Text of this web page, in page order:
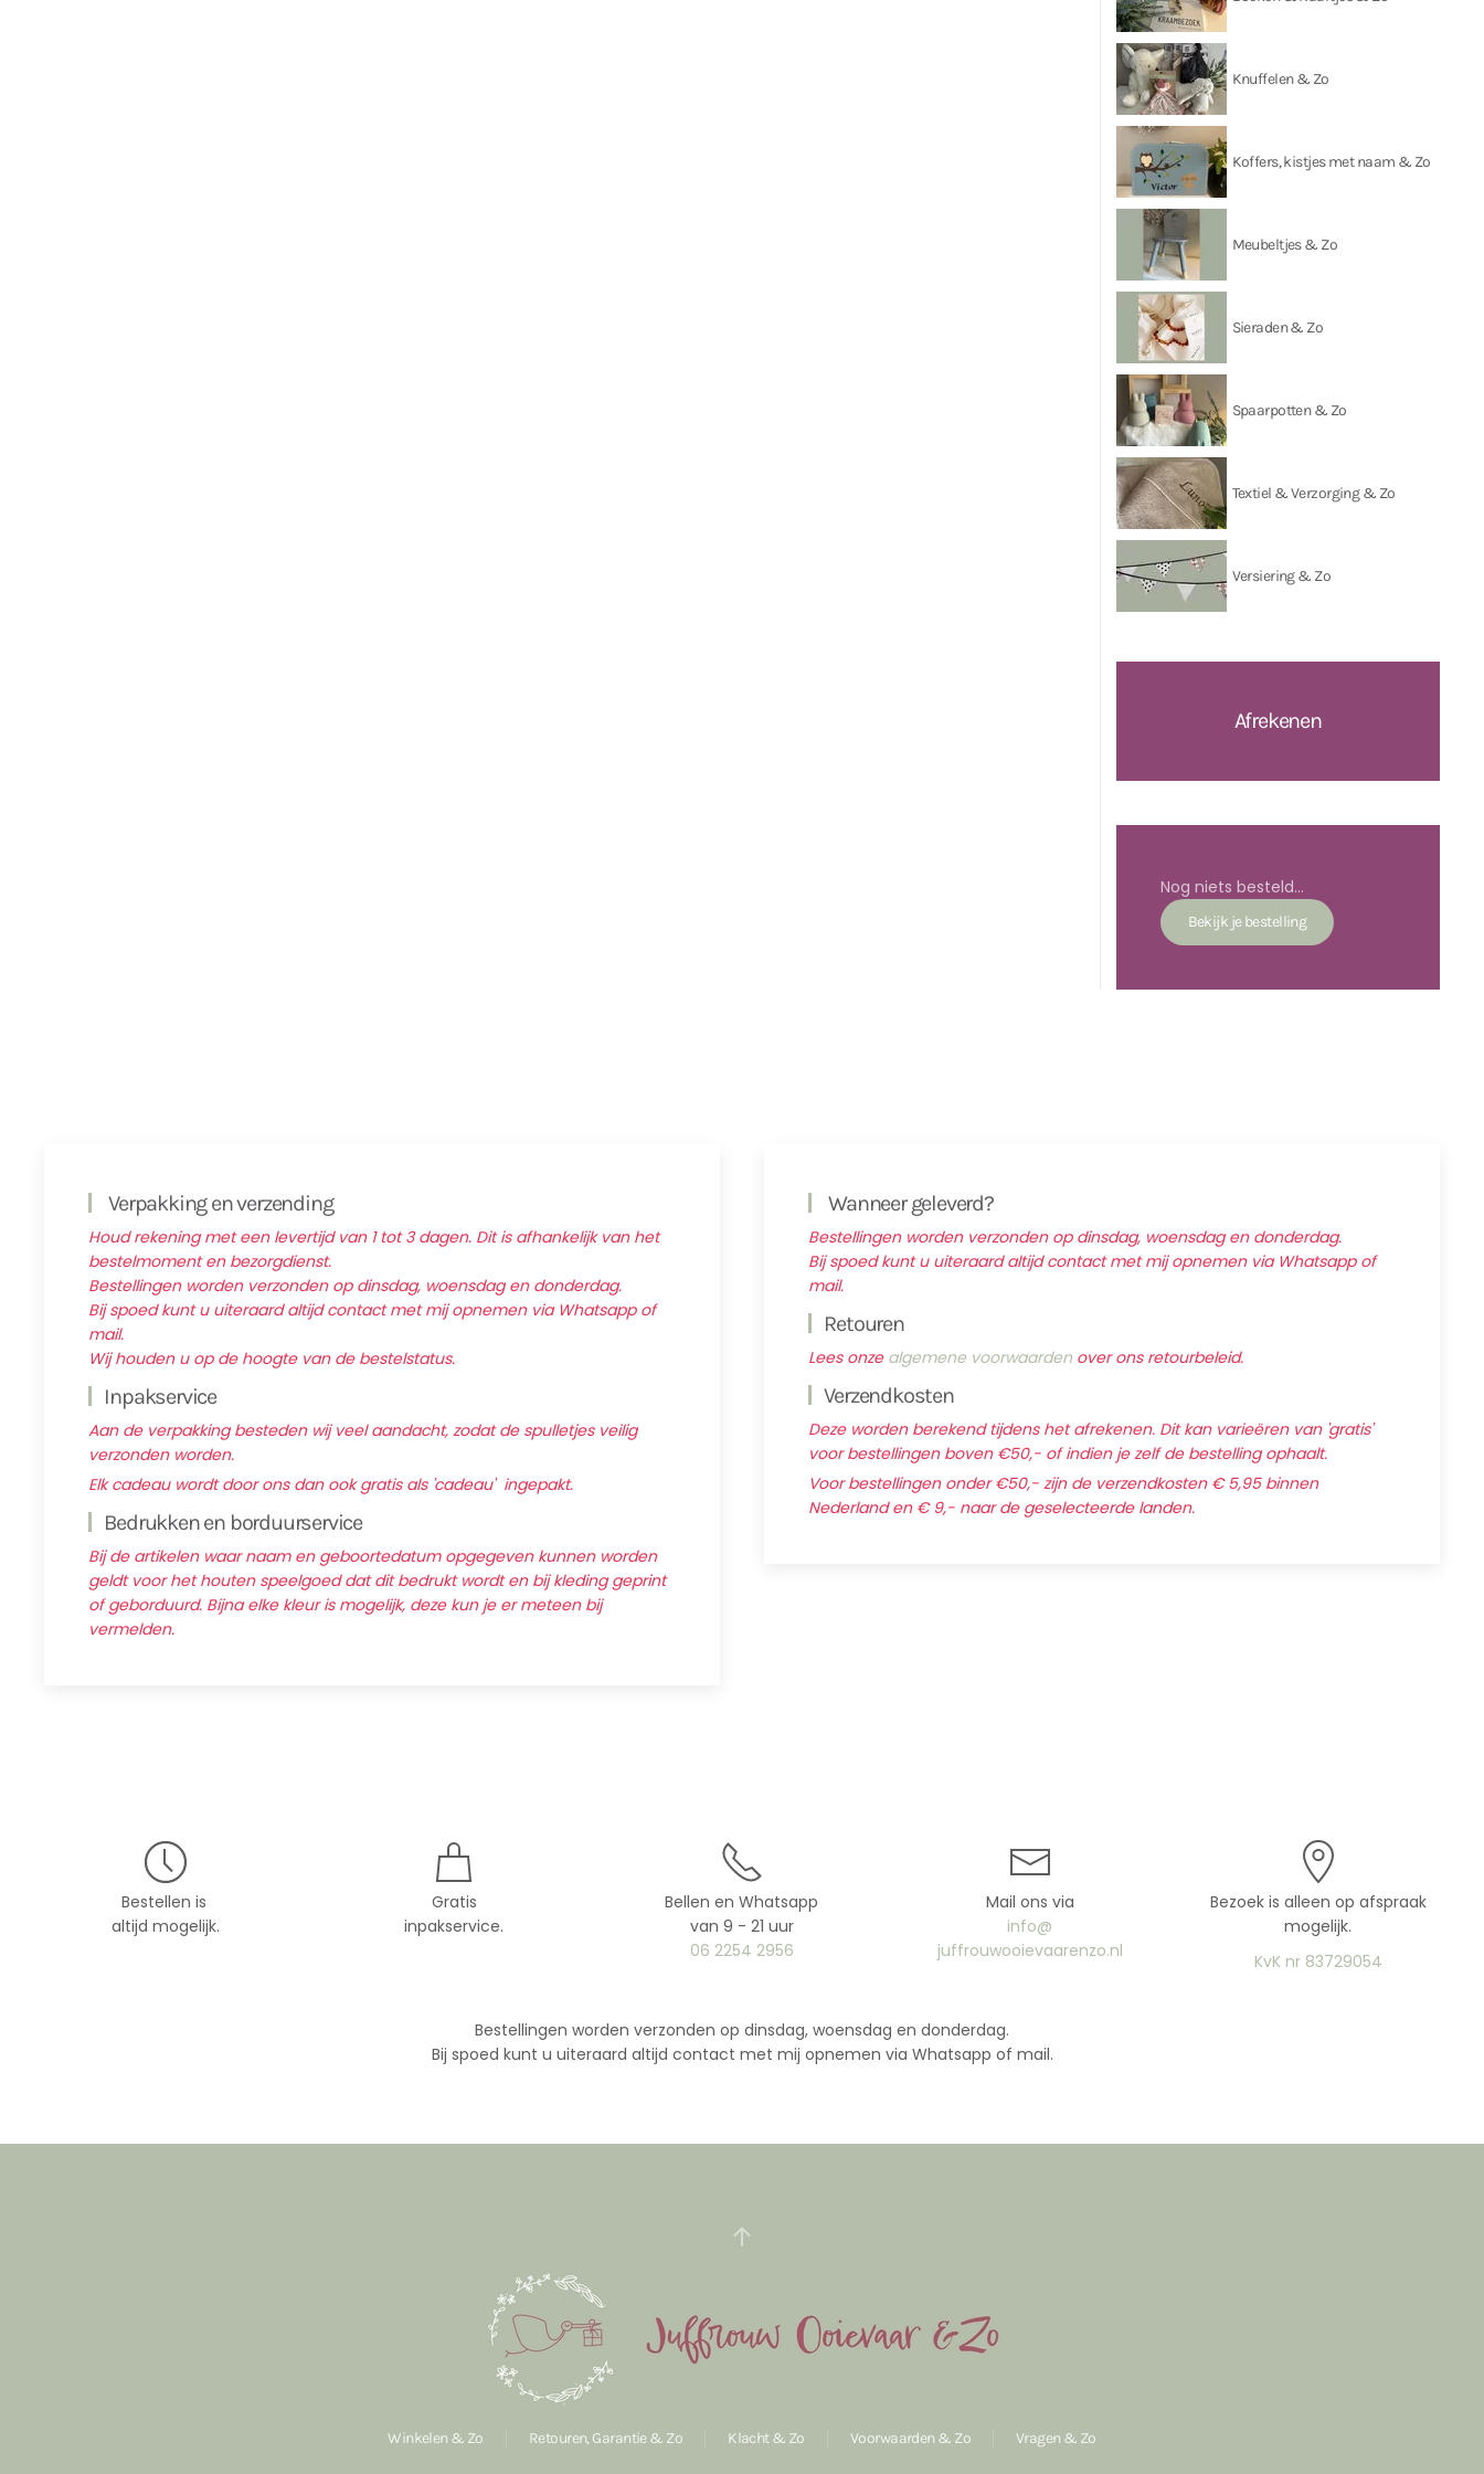
Knuffelen & Zo
Koffers, kistjes met naam & Zo
Meubeltjes & Zo
Sieraden & Zo
Spaarpotten & Zo
Textiel & Verzorging & Zo
Versiering & Zo
Afrekenen
Nog niets besteld...
Verpakking en verzending
Houd rekening met een levertijd van 1 tot 3 dagen. Dit is afhankelijk van het
bestelmoment en bezorgdienst.
Bestellingen worden verzonden op dinsdag, woensdag en donderdag.
Bij spoed kunt u uiteraard altijd contact met mij opnemen via Whatsapp of
mail.
Wij houden u op de hoogte van de bestelstatus.
Inpakservice
Aan de verpakking besteden wij veel aandacht, zodat de spulletjes veilig
verzonden worden.
Elk cadeau wordt door ons dan ook gratis als 'cadeau' ingepakt.
Bedrukken en borduurservice
Bij de artikelen waar naam en geboortedatum opgegeven kunnen worden
geldt voor het houten speelgoed dat dit bedrukt wordt en bij kleding geprint
of geborduurd. Bijna elke kleur is mogelijk, deze kun je er meteen bij
vermelden.
Wanneer geleverd?
Bestellingen worden verzonden op dinsdag, woensdag en donderdag.
Bij spoed kunt u uiteraard altijd contact met mij opnemen via Whatsapp of
mail.
Retouren
Lees onze algemene voorwaarden over ons retourbeleid.
Verzendkosten
Deze worden berekend tijdens het afrekenen. Dit kan varieëren van 'gratis'
voor bestellingen boven €50,- of indien je zelf de bestelling ophaalt.
Voor bestellingen onder €50,- zijn de verzendkosten € 5,95 binnen
Nederland en € 9,- naar de geselecteerde landen.
Bestellen is
altijd mogelijk.
Gratis
inpakservice.
Bellen en Whatsapp
van 9 - 21 uur
06 2254 2956
Mail ons via
info@
juffrouwooievaarenzo.nl
Bezoek is alleen op afspraak
mogelijk.
KvK nr 83729054
Bestellingen worden verzonden op dinsdag, woensdag en donderdag.
Bij spoed kunt u uiteraard altijd contact met mij opnemen via Whatsapp of mail.
Winkelen & Zo Retouren, Garantie & Zo Klacht & Zo Voorwaarden & Zo Vragen & Zo